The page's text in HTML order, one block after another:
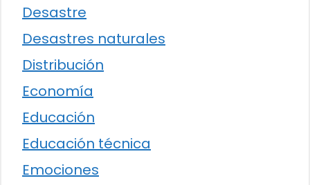
Desastre
Desastres naturales
Distribución
Economía
Educación
Educación técnica
Emociones